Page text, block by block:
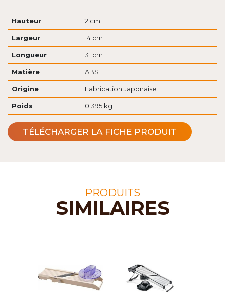
Hauteur 2 cm
Largeur 14 cm
Longueur 31 cm
Matière ABS
Origine Fabrication Japonaise
Poids 0.395 kg
TÉLÉCHARGER LA FICHE PRODUIT
PRODUITS
SIMILAIRES